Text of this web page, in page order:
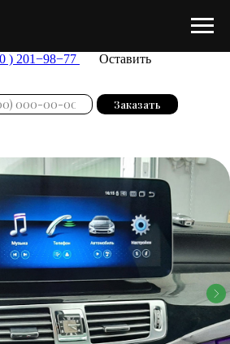
) 201−98−77
Оставить
Заказать